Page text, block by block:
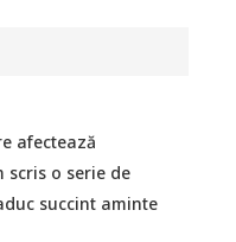
afectează
o serie de
succint aminte